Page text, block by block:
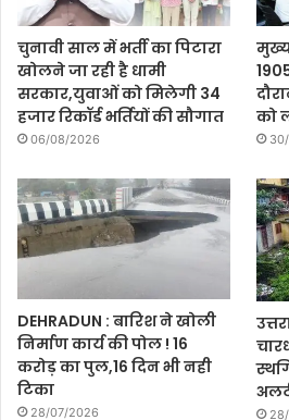
चुनावी साल में भर्ती का पिटारा
खोलने जा रही है धामी
सरकार,युवाओं को मिलेगी 34
हजार रिकॉर्ड भर्तियों की सौगात
06/08/2026
को
DEHRADUN : बारिश ने खोली
निर्माण कार्य की पोल ! 16
करोड़ का पुल,16 दिन भी नही
टिका
28/07/2026